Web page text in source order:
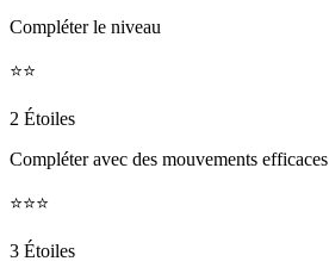
Compléter le niveau
⭐⭐
2 Étoiles
Compléter avec des mouvements efficaces
⭐⭐⭐
3 Étoiles